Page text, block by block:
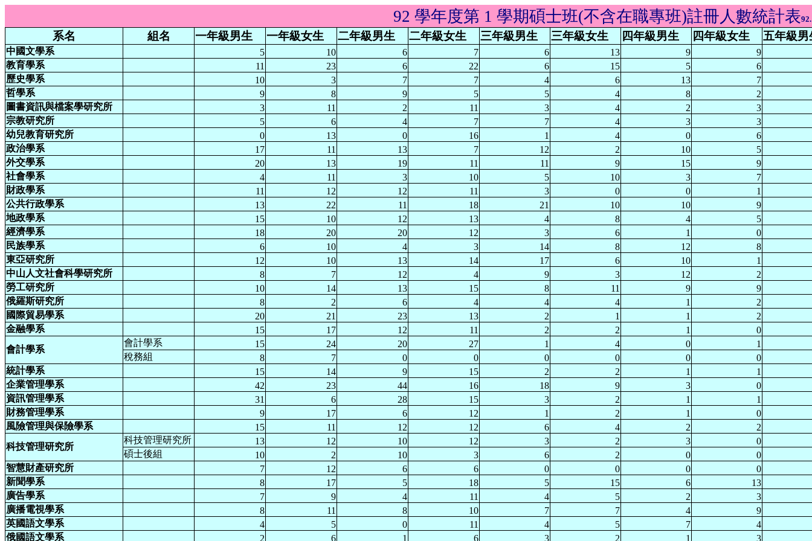
92 學年度第 1 學期碩士班(不含在職專班)註冊人數統計表
系名 組名 一年級男生 一年級女生 二年級男生 二年級女生 三年級男生 三年級女生 四年級男生 四年級女生 五年級男
中國文學系 5 10 6 7 6 13 9
9
教育學系
11 23 6 22 6 15 5
6
歷史學系
10 3 7 7 4 6 13
7
哲學系
9 8 9 5 5 4 8
2
圖書資訊與檔案學研究所
3 11 2 11 3 4 2
3
宗教研究所
5 6 4 7 7 4 3
3
幼兒教育研究所
0 13 0 16 1 4 0
6
政治學系
17 11 13 7 12 2 10
5
外交學系
20 13 19 11 11 9 15
9
社會學系
4 11 3 10 5 10 3
7
財政學系
11 12 12 11 3 0 0
1
公共行政學系
13 22 11 18 21 10 10
9
地政學系
15 10 12 13 4 8 4
5
經濟學系
18 20 20 12 3 6 1
0
民族學系
6 10 4 3 14 8 12
8
東亞研究所
12 10 13 14 17 6 10
1
中山人文社會科學研究所
8 7 12 4 9 3 12
2
勞工研究所
10 14 13 15 8 11 9
9
俄羅斯研究所
8 2 6 4 4 4 1
2
國際貿易學系
20 21 23 13 2 1 1
2
金融學系
15 17 12 11 2 2 1
0
會計學系
會計學系 15 24 20 27 1 4 0
1
稅務組
8 7 0 0 0 0 0
0
統計學系
15 14 9 15 2 2 1
1
企業管理學系
42 23 44 16 18 9 3
0
資訊管理學系
31 6 28 15 3 2 1
1
財務管理學系
9 17 6 12 1 2 1
0
風險管理與保險學系
15 11 12 12 6 4 2
2
科技管理研究所
科技管理研究所 13 12 10 12 3 2 3
0
碩士後組
10 2 10 3 6 2 0
0
智慧財產研究所
7 12 6 6 0 0 0
0
新聞學系
8 17 5 18 5 15 6
13
廣告學系
7 9 4 11 4 5 2
3
廣播電視學系
8 11 8 10 7 7 4
9
英國語文學系
4 5 0 11 4 5 7
4
俄國語文學系
2 6 1 6 3 2 1 3